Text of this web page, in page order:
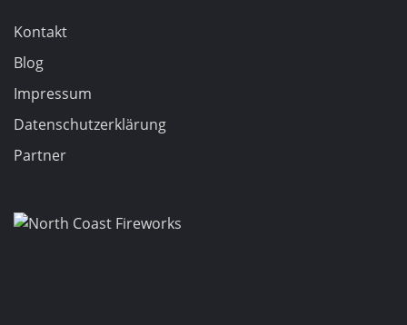
Kontakt
Blog
Impressum
Datenschutzerklärung
Partner